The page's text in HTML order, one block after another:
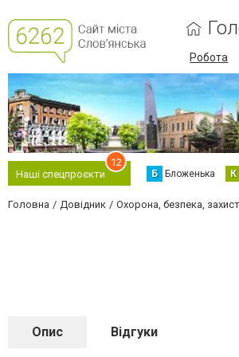
Робота
Наші спецпроєкти
12
Б Бложенька К
Головна Довідник Охорона, безпека, захист
Опис Відгуки